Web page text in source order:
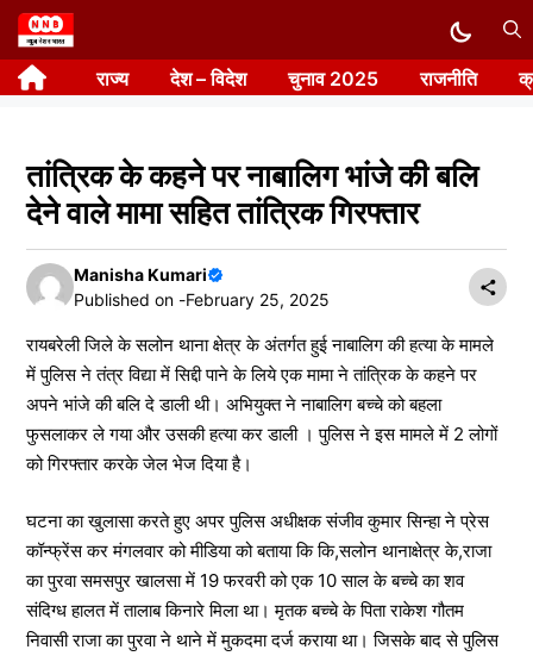
Skip
to
content राज्य देश – विदेश चुनाव 2025 राजनीति
तांत्रिक के कहने पर नाबालिग भांजे की बलि
देने वाले मामा सहित तांत्रिक गिरफ्तार
Manisha Kumari
Published on -February 25, 2025
रायबरेली जिले के सलोन थाना क्षेत्र के अंतर्गत हुई नाबालिग की हत्या के मामले
में पुलिस ने तंत्र विद्या में सिद्दी पाने के लिये एक मामा ने तांत्रिक के कहने पर
अपने भांजे की बलि दे डाली थी। अभियुक्त ने नाबालिग बच्चे को बहला
फुसलाकर ले गया और उसकी हत्या कर डाली । पुलिस ने इस मामले में 2 लोगों
को गिरफ्तार करके जेल भेज दिया है।
घटना का खुलासा करते हुए अपर पुलिस अधीक्षक संजीव कुमार सिन्हा ने प्रेस
कॉन्फ्रेंस कर मंगलवार को मीडिया को बताया कि कि,सलोन थानाक्षेत्र के,राजा
का पुरवा समसपुर खालसा में 19 फरवरी को एक 10 साल के बच्चे का शव
संदिग्ध हालत में तालाब किनारे मिला था। मृतक बच्चे के पिता राकेश गौतम
निवासी राजा का पुरवा ने थाने में मुकदमा दर्ज कराया था। जिसके बाद से पुलिस